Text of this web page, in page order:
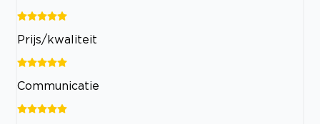
Prijs/kwaliteit
Communicatie